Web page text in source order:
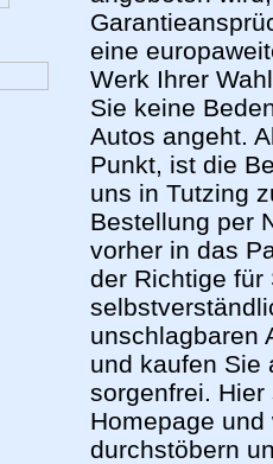
eine
Werk Ihrer
Sie keine
Autos angeht.
Punkt, ist die
uns in Tutzing
Bestellung per
vorher in das
der Richtige
unschlagbaren
und kaufen Sie
sorgenfrei.
Homepage
durchstöbern